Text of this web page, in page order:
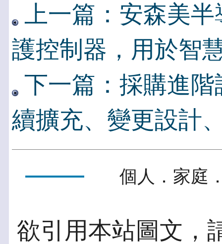
上一篇：安森美
護控制器，用於智
下一篇：採購進
續擴充、變更設計
個人．家庭
欲引用本站圖文，